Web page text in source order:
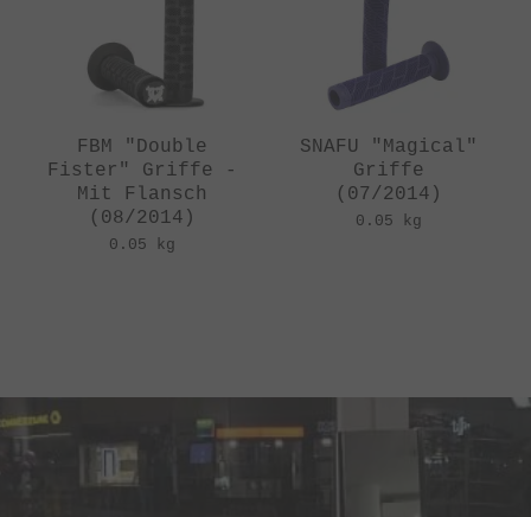
FBM "Double
Fister" Griffe -
Mit Flansch
(08/2014)
0.05 kg
SNAFU "Magical"
Griffe
(07/2014)
0.05 kg